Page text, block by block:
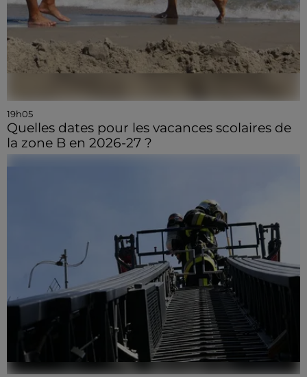
19h05
Quelles dates pour les vacances scolaires de
la zone B en 2026-27 ?